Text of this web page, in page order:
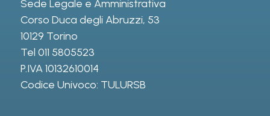
Sede Legale e Amministrativa
Corso Duca degli Abruzzi, 53
10129 Torino
Tel 011 5805523
P.IVA 10132610014
Codice Univoco: TULURSB